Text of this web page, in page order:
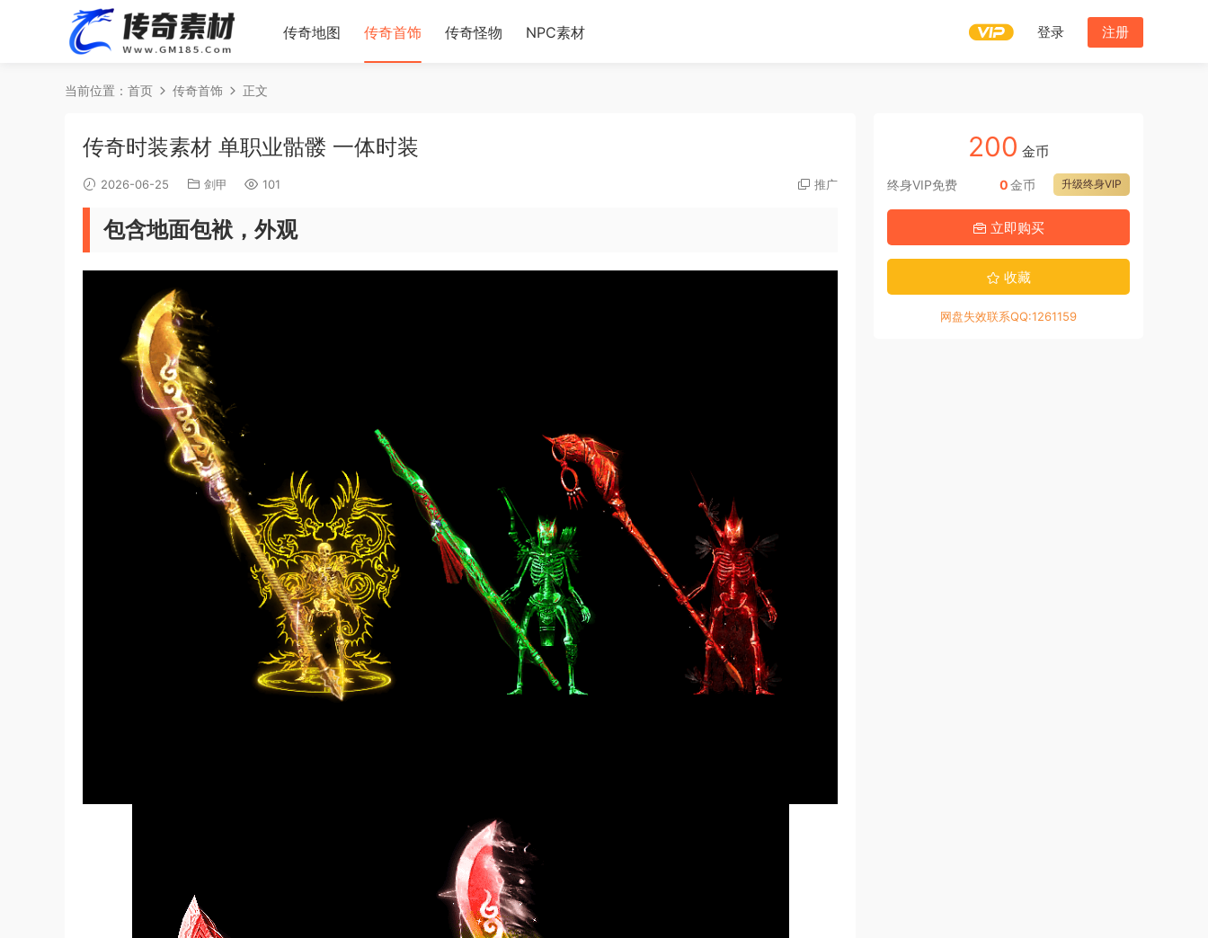
传奇地图 传奇首饰 传奇怪物 NPC素材 登录 注册
当前位置： 首页 传奇首饰 正文
传奇时装素材 单职业骷髅 一体时装
2026-06-25 剑甲 101 推广
包含地面包袱，外观
200 金币
终身VIP免费 升级终身VIP
0金币
立即购买
收藏
网盘失效联系QQ:1261159